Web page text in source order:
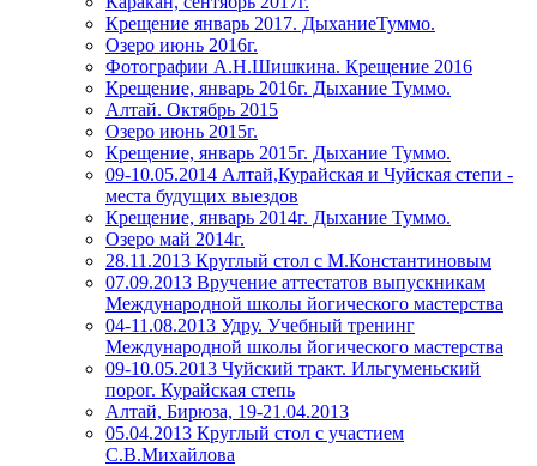
Крещение январь 2017. ДыханиеТуммо.
Озеро июнь 2016г.
Фотографии А.Н.Шишкина. Крещение 2016
Крещение, январь 2016г. Дыхание Туммо.
Алтай. Октябрь 2015
Озеро июнь 2015г.
Крещение, январь 2015г. Дыхание Туммо.
09-10.05.2014 Алтай,Курайская и Чуйская степи -
места будущих выездов
Крещение, январь 2014г. Дыхание Туммо.
Озеро май 2014г.
28.11.2013 Круглый стол с М.Константиновым
07.09.2013 Вручение аттестатов выпускникам
Международной школы йогического мастерства
04-11.08.2013 Удру. Учебный тренинг
Международной школы йогического мастерства
09-10.05.2013 Чуйский тракт. Ильгуменьский
порог. Курайская степь
Алтай, Бирюза, 19-21.04.2013
05.04.2013 Круглый стол с участием
С.В.Михайлова